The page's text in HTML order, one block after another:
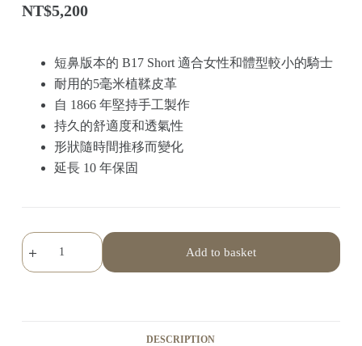
NT$5,200
短鼻版本的 B17 Short 適合女性和體型較小的騎士
耐用的5毫米植鞣皮革
自 1866 年堅持手工製作
持久的舒適度和透氣性
形狀隨時間推移而變化
延長 10 年保固
Add to basket
DESCRIPTION